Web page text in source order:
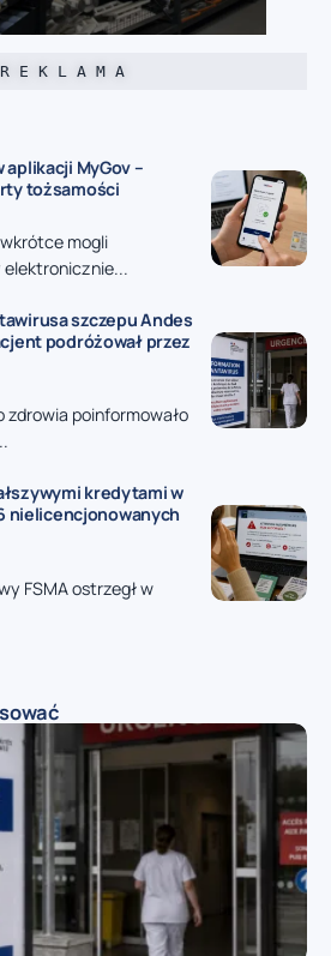
R E K L A M A
MyGov –
tożsamości
mogli
szczepu Andes
podróżował przez
poinformowało
kredytami w
nielicencjonowanych
FSMA ostrzegł w